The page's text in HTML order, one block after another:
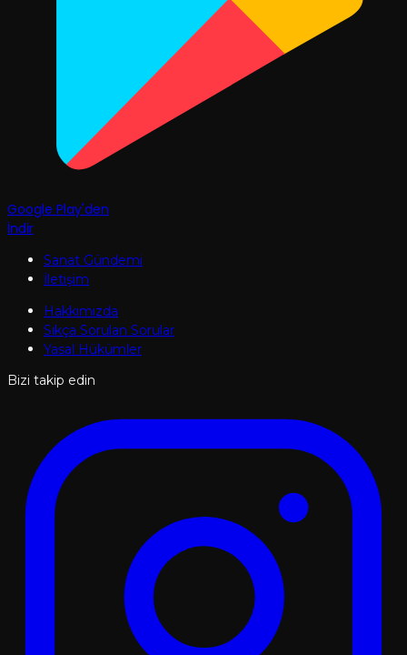
Google Play'den
İndir
Sanat Gündemi
İletişim
Hakkımızda
Sıkça Sorulan Sorular
Yasal Hükümler
Bizi takip edin